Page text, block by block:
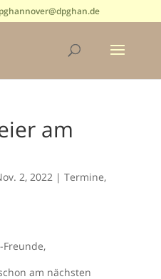
am
2, 2022| Termine,
am nächsten